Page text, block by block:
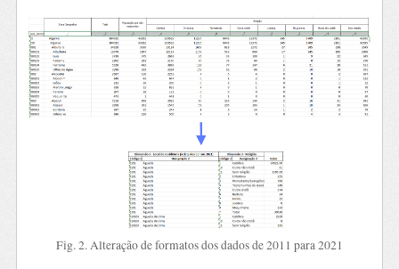
Fig. 2. Alteração de formatos dos dados de 2011 para 2021